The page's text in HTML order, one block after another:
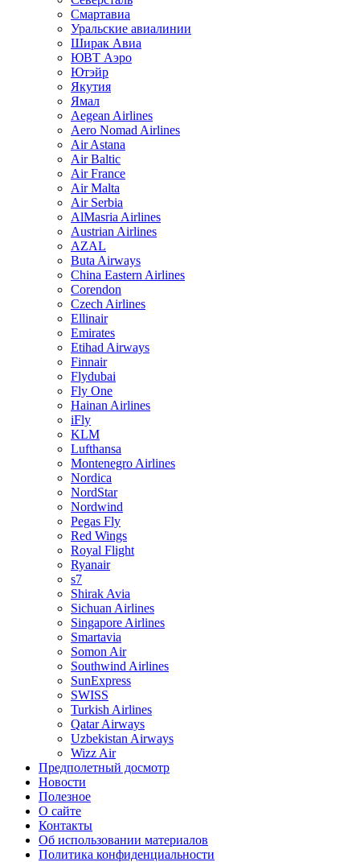
Смартавиа
Уральские авиалинии
Ширак Авиа
ЮВТ Аэро
Ютэйр
Якутия
Ямал
Aegean Airlines
Aero Nomad Airlines
Air Astana
Air Baltic
Air France
Air Malta
Air Serbia
AlMasria Airlines
Austrian Airlines
AZAL
Buta Airways
China Eastern Airlines
Corendon
Czech Airlines
Ellinair
Emirates
Etihad Airways
Finnair
Flydubai
Fly One
Hainan Airlines
iFly
KLM
Lufthansa
Montenegro Airlines
Nordica
NordStar
Nordwind
Pegas Fly
Red Wings
Royal Flight
Ryanair
s7
Shirak Avia
Sichuan Airlines
Singapore Airlines
Smartavia
Somon Air
Southwind Airlines
SunExpress
SWISS
Turkish Airlines
Qatar Airways
Uzbekistan Airways
Wizz Air
Предполетный досмотр
Новости
Полезное
О сайте
Контакты
Об использовании материалов
Политика конфиденциальности